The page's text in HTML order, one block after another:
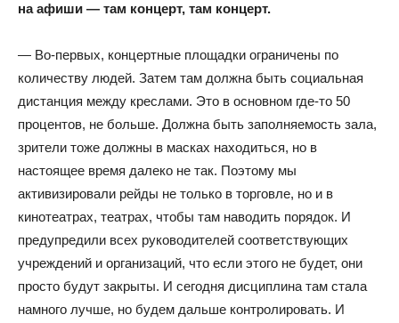
на афиши — там концерт, там концерт.
— Во-первых, концертные площадки ограничены по
количеству людей. Затем там должна быть социальная
дистанция между креслами. Это в основном где-то 50
процентов, не больше. Должна быть заполняемость зала,
зрители тоже должны в масках находиться, но в
настоящее время далеко не так. Поэтому мы
активизировали рейды не только в торговле, но и в
кинотеатрах, театрах, чтобы там наводить порядок. И
предупредили всех руководителей соответствующих
учреждений и организаций, что если этого не будет, они
просто будут закрыты. И сегодня дисциплина там стала
намного лучше, но будем дальше контролировать. И